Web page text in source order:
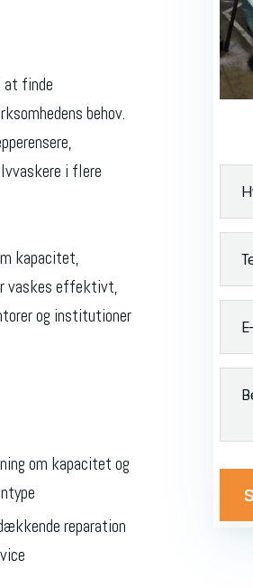
at finde
behov.
i flere
kapacitet,
vaskes effektivt,
og institutioner
om kapacitet og
reparation